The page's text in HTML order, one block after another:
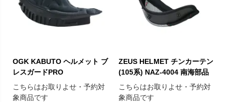
OGK KABUTO ヘルメット ブ
レスガードPRO
こちらはお取りよせ・予約対
象商品です
ZEUS HELMET チンカーテン
(105系) NAZ-4004 南海部品
こちらはお取りよせ・予約対
象商品です